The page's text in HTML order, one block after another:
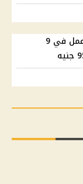
وزارة العمل توفر 6102 فرصة عمل في 9